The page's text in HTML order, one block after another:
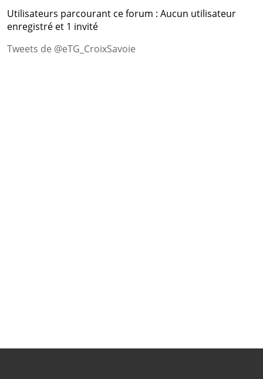
Utilisateurs parcourant ce forum : Aucun utilisateur
enregistré et 1 invité
Tweets de @eTG_CroixSavoie